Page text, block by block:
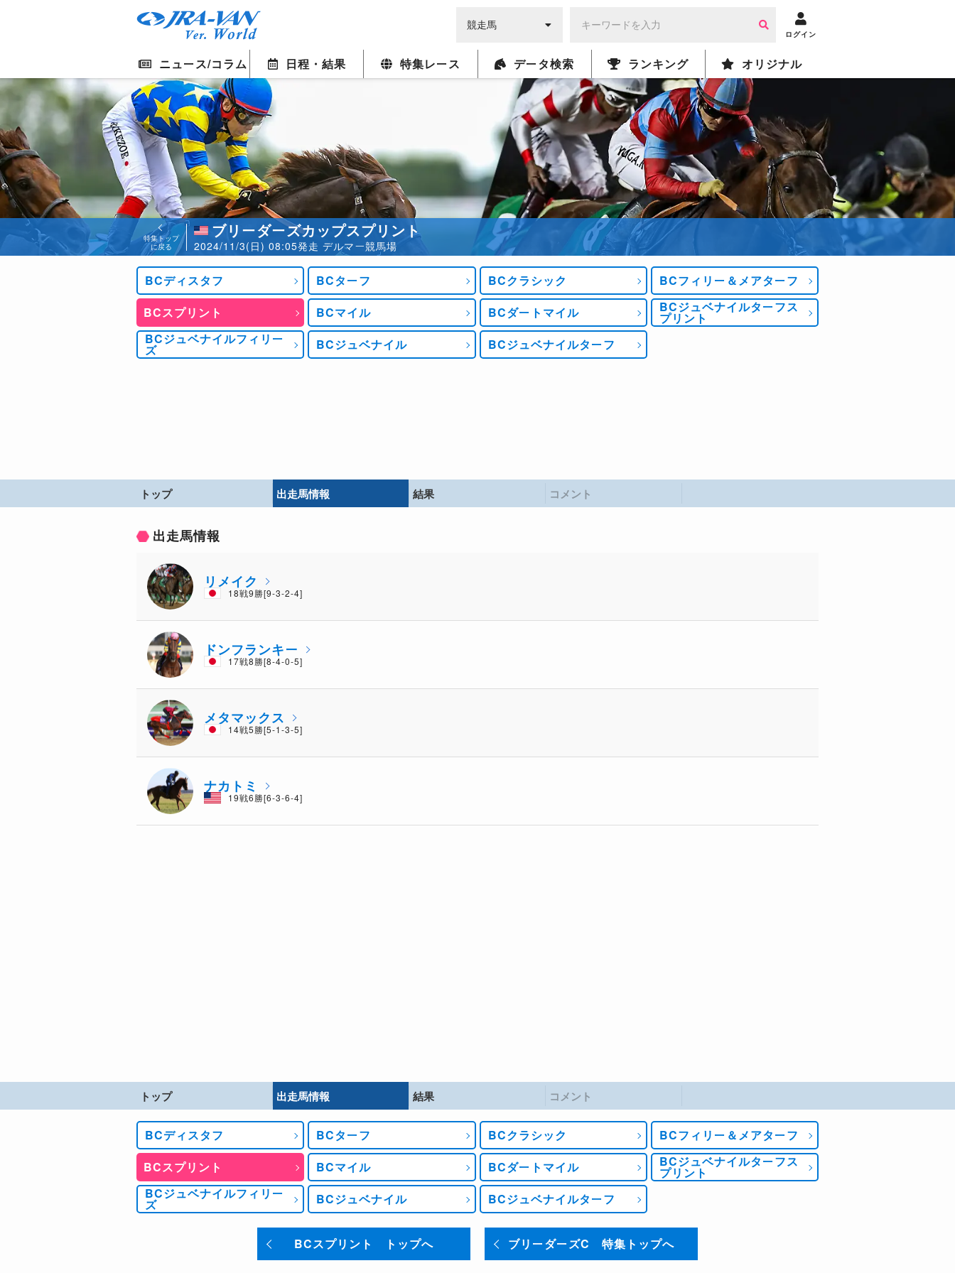
ログイン
ニュース/コラム 日程・結果 特集レース データ検索 ランキング オリジナル
特集トップ
に戻る
ブリーダーズカップスプリント
2024/11/3(日) 08:05発走 デルマー競馬場
BCディスタフ BCターフ BCクラシック
BCフィリー＆メアターフ
BCスプリント
BCマイル BCダートマイル BCジュベナイルターフス
プリント
BCジュベナイルフィリー
ズ BCジュベナイル BCジュベナイルターフ
トップ 出走馬情報 結果 コメント
出走馬情報
リメイク
18戦9勝[9-3-2-4]
ドンフランキー
17戦8勝[8-4-0-5]
メタマックス
14戦5勝[5-1-3-5]
ナカトミ
19戦6勝[6-3-6-4]
トップ 出走馬情報 結果 コメント
BCディスタフ BCターフ BCクラシック
BCフィリー＆メアターフ
BCスプリント
BCマイル BCダートマイル BCジュベナイルターフス
プリント
BCジュベナイルフィリー
ズ BCジュベナイル BCジュベナイルターフ
BCスプリント トップへ ブリーダーズC 特集トップへ